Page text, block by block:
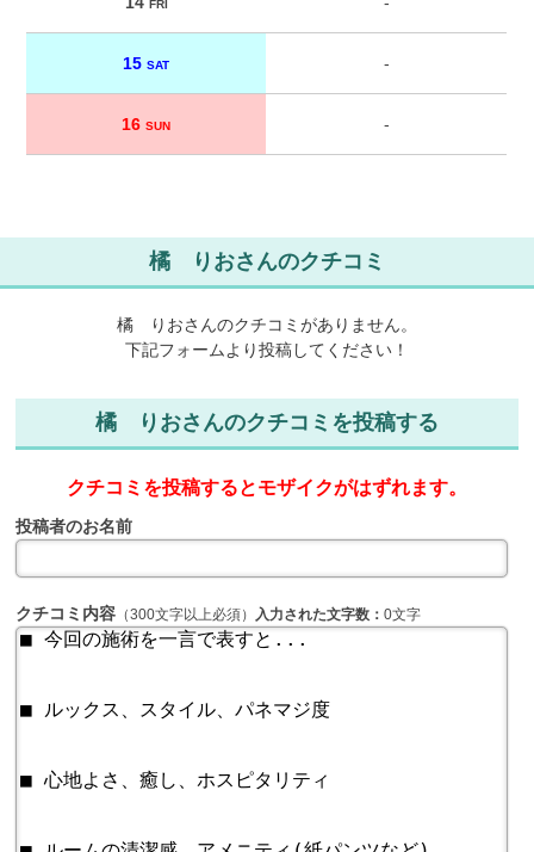
FRI
15SAT -
16SUN -
橘 りおさんのクチコミ
橘 りおさんのクチコミがありません。
下記フォームより投稿してください！
橘 りおさんのクチコミを投稿する
クチコミを投稿するとモザイクがはずれます。
投稿者のお名前
クチコミ内容 （300文字以上必須） 入力された文字数：0文字